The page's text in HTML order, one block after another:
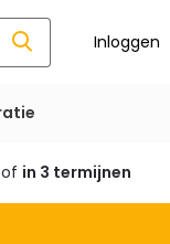
Inloggen
in 3 termijnen